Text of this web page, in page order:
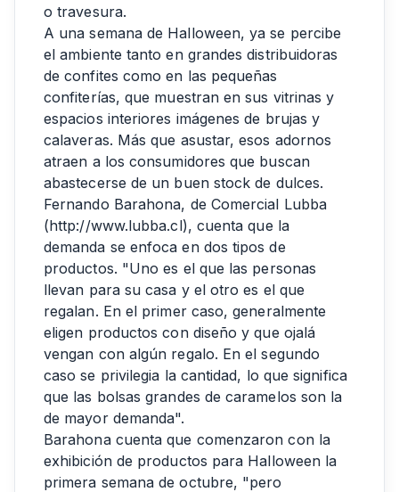
o travesura.
A una semana de Halloween, ya se percibe
el ambiente tanto en grandes distribuidoras
de confites como en las pequeñas
confiterías, que muestran en sus vitrinas y
espacios interiores imágenes de brujas y
calaveras. Más que asustar, esos adornos
atraen a los consumidores que buscan
abastecerse de un buen stock de dulces.
Fernando Barahona, de Comercial Lubba
(http://www.lubba.cl), cuenta que la
demanda se enfoca en dos tipos de
productos. "Uno es el que las personas
llevan para su casa y el otro es el que
regalan. En el primer caso, generalmente
eligen productos con diseño y que ojalá
vengan con algún regalo. En el segundo
caso se privilegia la cantidad, lo que significa
que las bolsas grandes de caramelos son la
de mayor demanda".
Barahona cuenta que comenzaron con la
exhibición de productos para Halloween la
primera semana de octubre, "pero